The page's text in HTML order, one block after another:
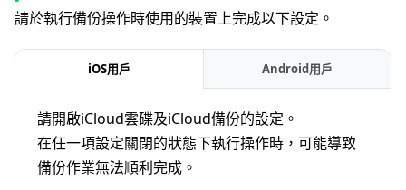
請於執行備份操作時使用的裝置上完成以下設定。
iOS用戶 Android用戶
請開啟iCloud雲碟及iCloud備份的設定。
在任一項設定關閉的狀態下執行操作時，可能導致
備份作業無法順利完成。